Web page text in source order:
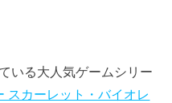
いる大人気ゲームシリー
スカーレット・バイオレ